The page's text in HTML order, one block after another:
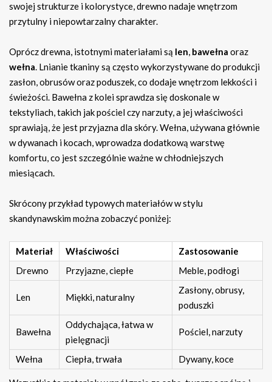
swojej strukturze i kolorystyce, drewno nadaje wnętrzom
przytulny i niepowtarzalny charakter.
Oprócz drewna, istotnymi materiałami są len, bawełna oraz
wełna. Lnianie tkaniny są często wykorzystywane do produkcji
zasłon, obrusów oraz poduszek, co dodaje wnętrzom lekkości i
świeżości. Bawełna z kolei sprawdza się doskonale w
tekstyliach, takich jak pościel czy narzuty, a jej właściwości
sprawiają, że jest przyjazna dla skóry. Wełna, używana głównie
w dywanach i kocach, wprowadza dodatkową warstwę
komfortu, co jest szczególnie ważne w chłodniejszych
miesiącach.
Skrócony przykład typowych materiałów w stylu
skandynawskim można zobaczyć poniżej:
Materiał Właściwości
Zastosowanie
Drewno
Przyjazne, ciepłe Meble, podłogi
Len Miękki, naturalny
Zasłony, obrusy,
poduszki
Bawełna
Oddychająca, łatwa w
pielęgnacji
Pościel, narzuty
Wełna Ciepła, trwała Dywany, koce